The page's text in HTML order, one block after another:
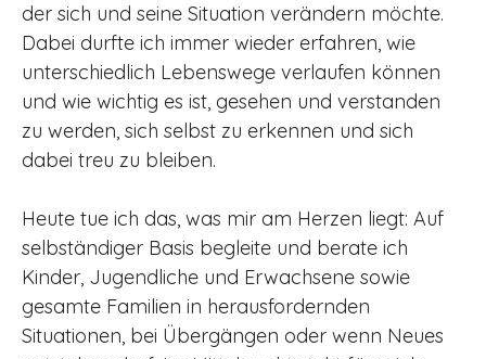
der sich und seine Situation verändern möchte.
Dabei durfte ich immer wieder erfahren, wie
unterschiedlich Lebenswege verlaufen können
und wie wichtig es ist, gesehen und verstanden
zu werden, sich selbst zu erkennen und sich
dabei treu zu bleiben.
Heute tue ich das, was mir am Herzen liegt: Auf
selbständiger Basis begleite und berate ich
Kinder, Jugendliche und Erwachsene sowie
gesamte Familien in herausfordernden
Situationen, bei Übergängen oder wenn Neues